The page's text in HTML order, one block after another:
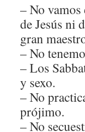
– No
de Jesús ni
gran
– No
– Los
y sexo.
– No
prójimo.
– No